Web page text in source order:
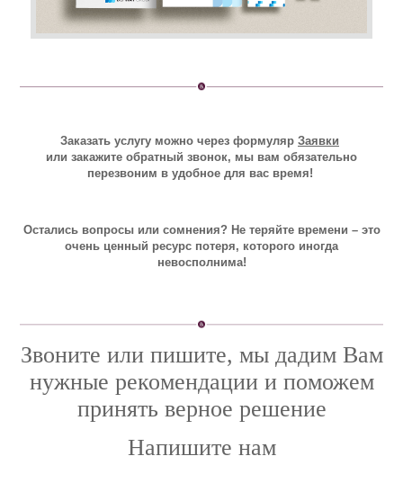
Заказать услугу можно через формуляр Заявки
или закажите обратный звонок, мы вам обязательно
перезвоним в удобное для вас время!
Остались вопросы или сомнения? Не теряйте времени – это
очень ценный ресурс потеря, которого иногда
невосполнима!
Звоните или пишите, мы дадим Вам
нужные рекомендации и поможем
принять верное решение
Напишите нам